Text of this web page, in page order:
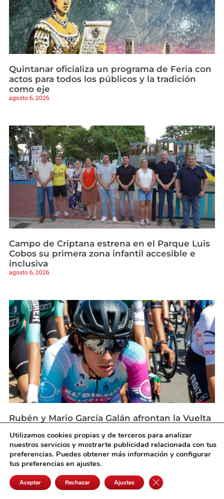
Quintanar oficializa un programa de Feria con
actos para todos los públicos y la tradición
como eje
agosto 6, 2026
Campo de Criptana estrena en el Parque Luis
Cobos su primera zona infantil accesible e
inclusiva
agosto 6, 2026
Rubén y Mario García Galán afrontan la Vuelta
agosto 6, 2026
Utilizamos cookies propias y de terceros para analizar
nuestros servicios y mostrarte publicidad relacionada con tus
preferencias. Puedes obtener más información y configurar
tus preferencias en ajustes.
Aceptar Rechazar Ajustes Cerrar el banner de